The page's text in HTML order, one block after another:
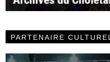
PARTENAIRE CULTUREL